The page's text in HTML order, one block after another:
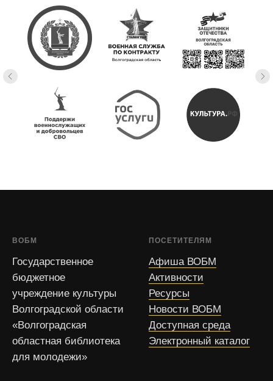
ВОБМ
Государственное
бюджетное
учреждение культуры
Волгоградской области
«Волгоградская
областная библиотека
для молодежи»
ПОСЕТИТЕЛЯМ
Афиша ВОБМ
Активности
Ресурсы
Новости ВОБМ
Доступная среда
Электронный каталог